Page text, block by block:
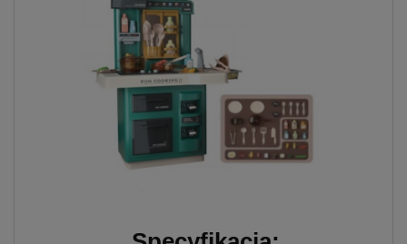
skorzystania ze
zintegrowanych
funkcjonalności (np.
Facebook, LinkedIn,
YouTube). Każdy z
dostawców określa zasady
korzystania z plików
Cookies w swojej polityce
prywatności w związku z
czym nie mamy wpływu
wykorzystywania przez nich